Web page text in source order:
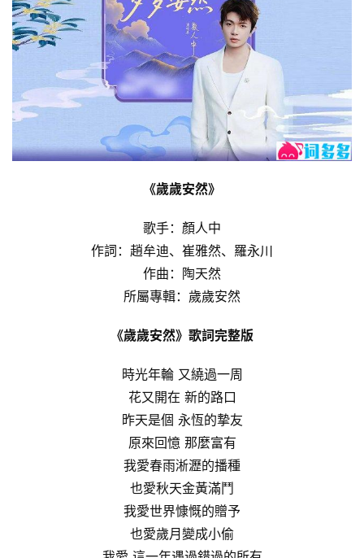
《歲歲安然》
歌手：顏人中
作詞：趙牟迪、崔雅然、羅永川
作曲：陶天然
所屬專輯：歲歲安然
《歲歲安然》歌詞完整版
時光年輪 又繞過一周
花又開在 新的路口
昨天是個 永恆的摯友
原來回憶 那麼富有
我愛春雨淅瀝的播種
也愛秋天金黃滿鬥
我愛世界慷慨的贈予
也愛歲月變成小偷